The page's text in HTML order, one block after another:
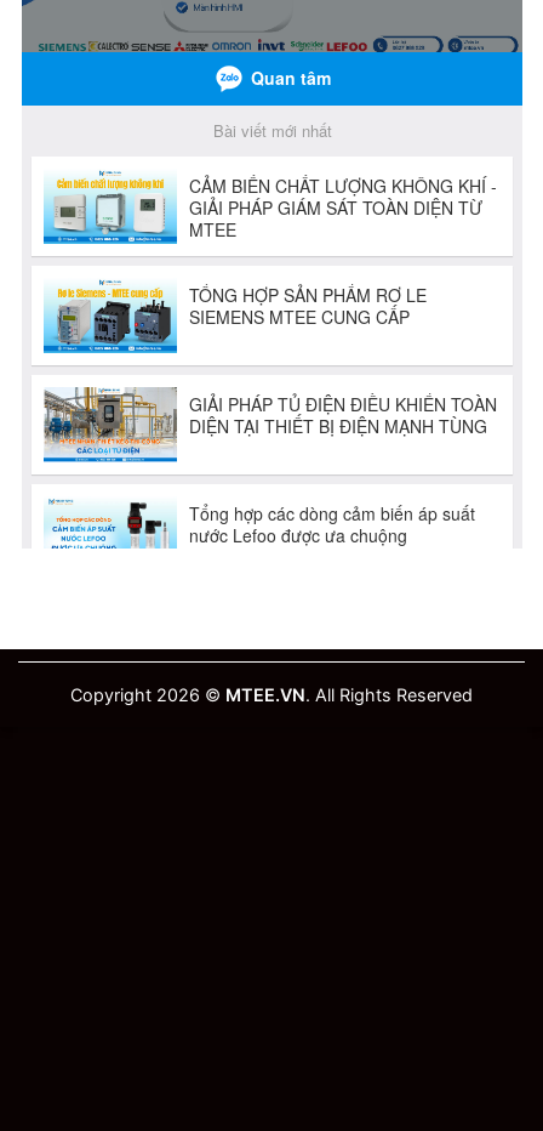
Copyright 2026 © MTEE.VN. All Rights Reserved